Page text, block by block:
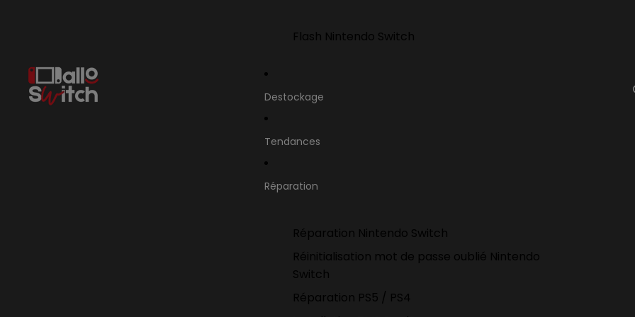
Flash Nintendo Switch
Destockage
Tendances
Réparation
Réparation Nintendo Switch
Réinitialisation mot de passe oublié Nintendo
Switch
Réparation PS5 / PS4